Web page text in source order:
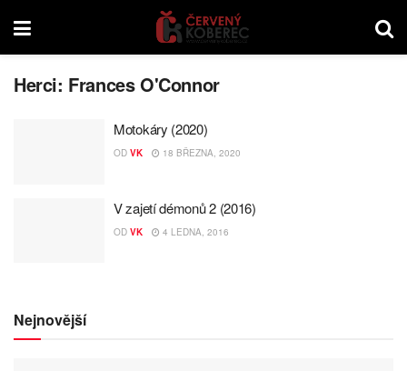
Herci: Frances O'Connor
Motokáry (2020)
OD VK 18 BŘEZNA, 2020
V zajetí démonů 2 (2016)
OD VK 4 LEDNA, 2016
Nejnovější